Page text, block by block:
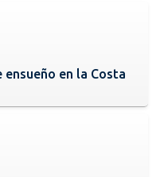
en la Costa